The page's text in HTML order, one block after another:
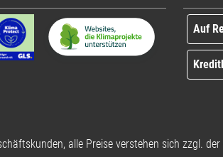
Auf
alle Preise verstehen sich zzgl. der